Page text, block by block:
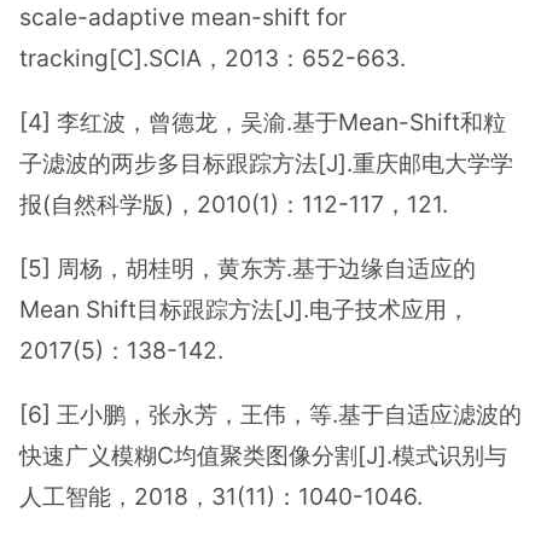
scale-adaptive mean-shift for
tracking[C].SCIA，2013：652-663.
[4] 李红波，曾德龙，吴渝.基于Mean-Shift和粒
子滤波的两步多目标跟踪方法[J].重庆邮电大学学
报(自然科学版)，2010(1)：112-117，121.
[5] 周杨，胡桂明，黄东芳.基于边缘自适应的
Mean Shift目标跟踪方法[J].电子技术应用，
2017(5)：138-142.
[6] 王小鹏，张永芳，王伟，等.基于自适应滤波的
快速广义模糊C均值聚类图像分割[J].模式识别与
人工智能，2018，31(11)：1040-1046.